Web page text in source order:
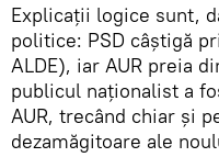
Explicații logice sunt,
politice: PSD câștigă
ALDE), iar AUR preia
publicul naționalist a
AUR, trecând chiar și
dezamăgitoare ale